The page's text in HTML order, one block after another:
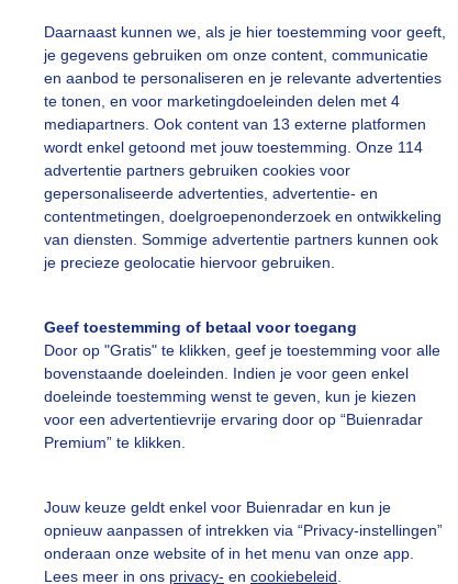
Daarnaast kunnen we, als je hier toestemming voor geeft,
je gegevens gebruiken om onze content, communicatie
en aanbod te personaliseren en je relevante advertenties
te tonen, en voor marketingdoeleinden delen met 4
mediapartners. Ook content van 13 externe platformen
wordt enkel getoond met jouw toestemming. Onze 114
advertentie partners gebruiken cookies voor
gepersonaliseerde advertenties, advertentie- en
contentmetingen, doelgroepenonderzoek en ontwikkeling
van diensten. Sommige advertentie partners kunnen ook
je precieze geolocatie hiervoor gebruiken.
Geef toestemming of betaal voor toegang
Door op "Gratis" te klikken, geef je toestemming voor alle
bovenstaande doeleinden. Indien je voor geen enkel
doeleinde toestemming wenst te geven, kun je kiezen
voor een advertentievrije ervaring door op “Buienradar
Premium” te klikken.
Jouw keuze geldt enkel voor Buienradar en kun je
opnieuw aanpassen of intrekken via “Privacy-instellingen”
onderaan onze website of in het menu van onze app.
Lees meer in ons privacy- en cookiebeleid
op de dijk bij Enkhuizen aan het
Corinne de Kroon Gemaakt: 15-05-2026, 18x bekeken
Wolken
slideshow
Een moment
vragen
De Bilt